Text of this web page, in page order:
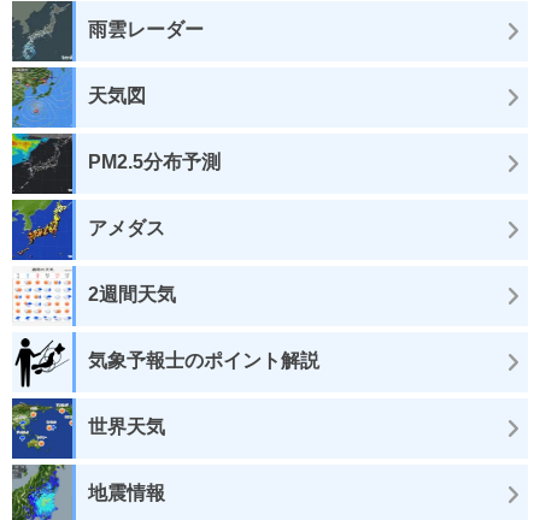
雨雲レーダー
天気図
PM2.5分布予測
アメダス
2週間天気
気象予報士のポイント解説
世界天気
地震情報